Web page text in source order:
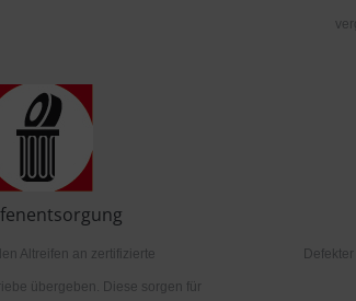
Altreifen an zertifizierte
übergeben. Diese sorgen für